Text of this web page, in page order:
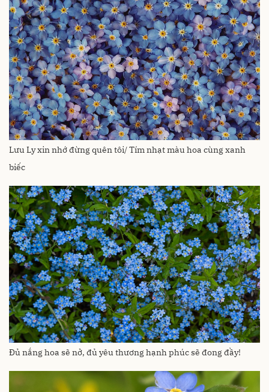
Lưu Ly xin nhớ đừng quên tôi/ Tím nhạt màu hoa cùng xanh
biếc
Đủ nắng hoa sẽ nở, đủ yêu thương hạnh phúc sẽ đong đầy!